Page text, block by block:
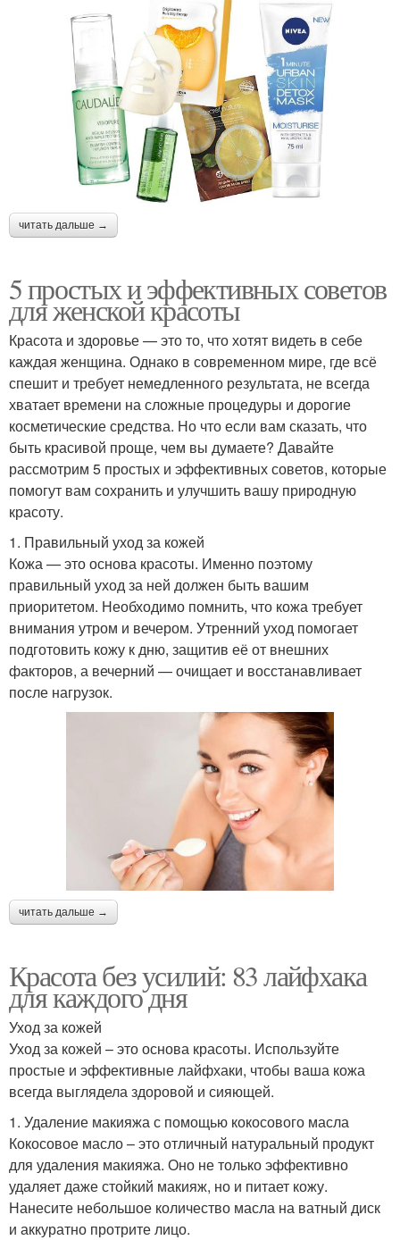
читать дальше →
5 простых и эффективных советов
для женской красоты
Красота и здоровье — это то, что хотят видеть в себе
каждая женщина. Однако в современном мире, где всё
спешит и требует немедленного результата, не всегда
хватает времени на сложные процедуры и дорогие
косметические средства. Но что если вам сказать, что
быть красивой проще, чем вы думаете? Давайте
рассмотрим 5 простых и эффективных советов, которые
помогут вам сохранить и улучшить вашу природную
красоту.
1. Правильный уход за кожей
Кожа — это основа красоты. Именно поэтому
правильный уход за ней должен быть вашим
приоритетом. Необходимо помнить, что кожа требует
внимания утром и вечером. Утренний уход помогает
подготовить кожу к дню, защитив её от внешних
факторов, а вечерний — очищает и восстанавливает
после нагрузок.
читать дальше →
Красота без усилий: 83 лайфхака
для каждого дня
Уход за кожей
Уход за кожей – это основа красоты. Используйте
простые и эффективные лайфхаки, чтобы ваша кожа
всегда выглядела здоровой и сияющей.
1. Удаление макияжа с помощью кокосового масла
Кокосовое масло – это отличный натуральный продукт
для удаления макияжа. Оно не только эффективно
удаляет даже стойкий макияж, но и питает кожу.
Нанесите небольшое количество масла на ватный диск
и аккуратно протрите лицо.